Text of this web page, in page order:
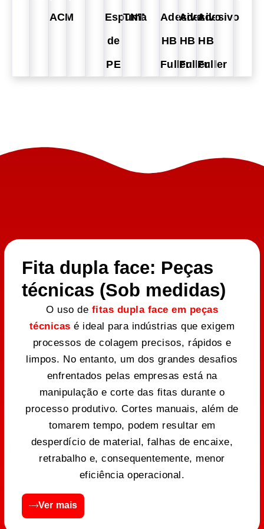
ACM
Espuma
de
PE
TNT
Adesivo
HB
Fuller
Adesivo
HB
Fuller
Adesivo
HB
Fuller
Fita dupla face: Peças
técnicas (Sob medidas)
O uso de fitas dupla face em peças
técnicas é ideal para indústrias que exigem
processos de colagem precisos, rápidos e
limpos. No entanto, um dos grandes desafios
enfrentados pelas empresas está na
manipulação e corte das fitas durante o
processo produtivo. Cortes manuais, além de
tomarem tempo, podem resultar em
desperdício de material, falhas de encaixe,
retrabalho e, consequentemente, menor
eficiência operacional.
Ver mais